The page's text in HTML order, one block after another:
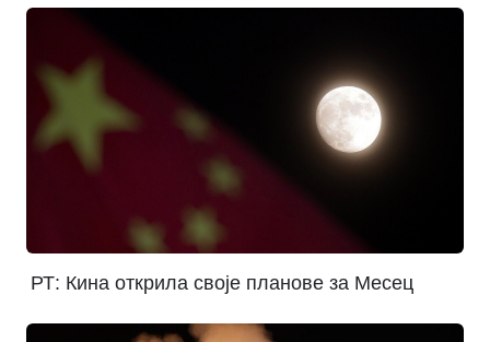
РТ: Кина открила своје планове за Месец